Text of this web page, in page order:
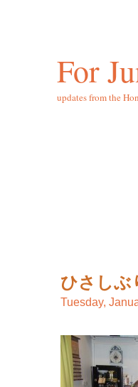
For
updates from the
ひさしぶ
Tuesday,